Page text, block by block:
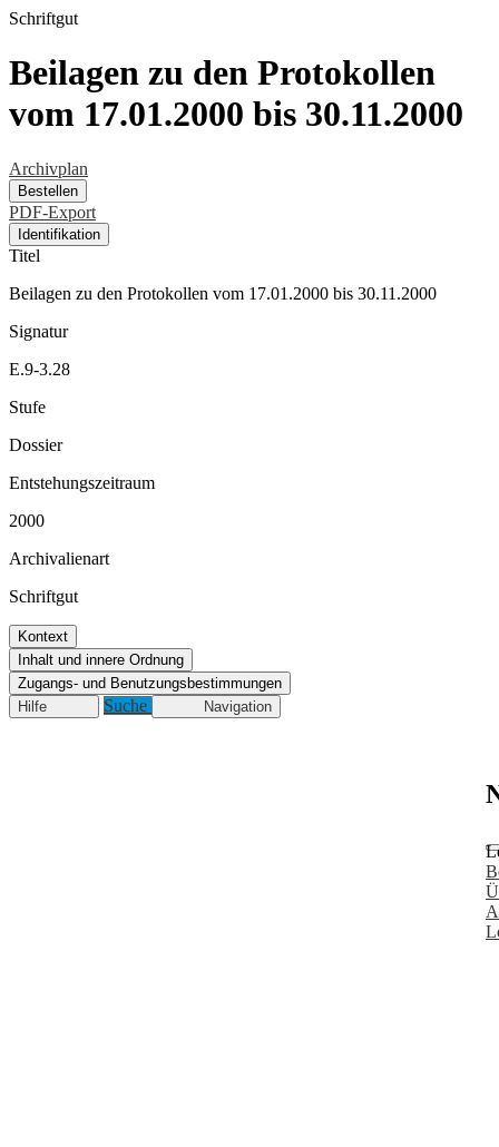
Schriftgut
Beilagen zu den Protokollen
vom 17.01.2000 bis 30.11.2000
Archivplan
Bestellen
PDF-Export
Identifikation
Titel
Beilagen zu den Protokollen vom 17.01.2000 bis 30.11.2000
Signatur
E.9-3.28
Stufe
Dossier
Entstehungszeitraum
2000
Archivalienart
Schriftgut
Kontext
Inhalt und innere Ordnung
Zugangs- und Benutzungsbestimmungen
Hilfe
Suche Navigation